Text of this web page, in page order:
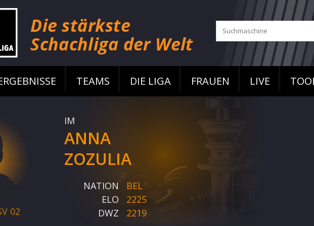
TEAMS DIE LIGA FRAUEN LIVE
02
IM
ANNA
ZOZULIA
NATION
BEL
ELO
2225
DWZ
2219